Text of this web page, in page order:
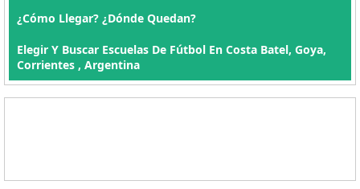
¿Cómo Llegar? ¿Dónde Quedan?
Elegir Y Buscar Escuelas De Fútbol En Costa Batel, Goya,
Corrientes , Argentina